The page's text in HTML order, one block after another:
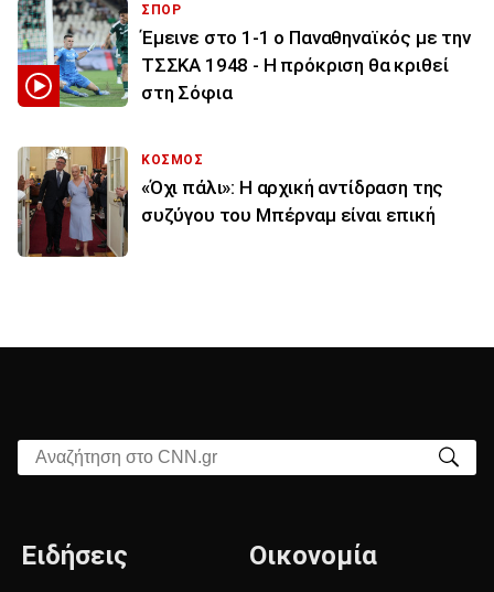
ΣΠΟΡ
Έμεινε στο 1-1 ο Παναθηναϊκός με την
ΤΣΣΚΑ 1948 - Η πρόκριση θα κριθεί
στη Σόφια
ΚΟΣΜΟΣ
«Όχι πάλι»: Η αρχική αντίδραση της
συζύγου του Μπέρναμ είναι επική
Αναζήτηση στο CNN.gr
Ειδήσεις Οικονομία